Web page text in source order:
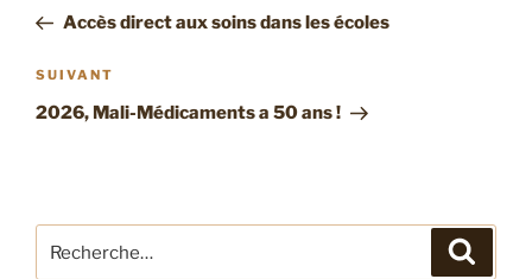
l’article
précédent
Accès direct aux soins dans les écoles
Article
suivant
SUIVANT
2026, Mali-Médicaments a 50 ans !
pour